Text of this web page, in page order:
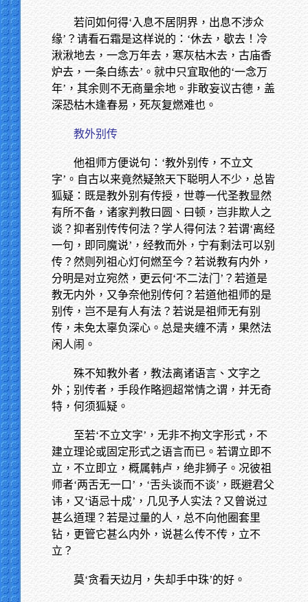
若问如何得‘入息不居阴界，出息不涉众
缘’？请看石霜是这样说的：‘休去，歇去！冷
湫湫地去，一念万年去，寒灰枯木去，古庙香
炉去，一条白练去’。就中只宜取他的‘一念万
年’，其余则不无商量余地。非敢妄议古德，盖
深恐枯木逢春易，死灰复燃难也。
教外别传
他祖师方便说句：‘教外别传，不立文
字’。自古以来竟然疑煞天下聪明人不少，总皆
狐疑：既是教外别有传授，世尊一代圣教显然
有所不备，诸家判教曰圆、曰顿，岂非欺人之
谈？抑者别传传何法？学人得何法？若谓‘离经
一句，即同魔说’，经教而外，宁有剩法可以别
传？然则列祖心灯何燃至今？若说教有内外，
分明是对立宛然，更云何‘不二法门’？若道是
教无内外，又争奈他别传何？若道他祖师的是
别传，岂不是有人有法？若说是祖师无有别
传，未免太辜负深心。总是夹缠不清，果然法
闲人闹。
殊不知教外者，教法离诸语言、文字之
外；别传者，手段作略迥超常情之谓，并无奇
特，何须狐疑。
至若‘不立文字’，无非不拘文字形式，不
建立理论或固定形式之语言而已。若谓立即不
立，不立即立，概属韩卢，绝非狮子。况彼祖
师者‘两舌无一口’，‘舌头谈而不谈’，既避君父
讳，又‘语忌十成’，几见予人实法？又曾说过
甚么道理？若是过量的人，总不向他圈套里
钻，更管它甚么内外，说甚么传不传，立不
立？
莫‘贪看天边月，失却手中珠’的好。